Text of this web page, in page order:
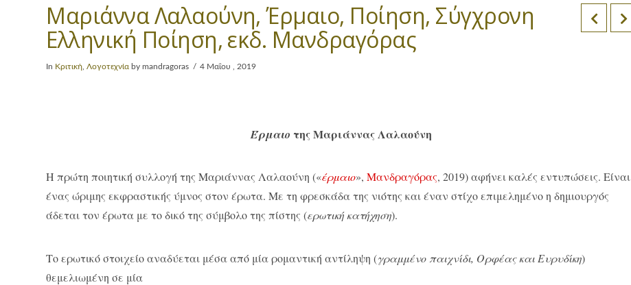
Μαριάννα Λαλαούνη, Έρμαιο, Ποίηση, Σύγχρονη
Ελληνική Ποίηση, εκδ. Μανδραγόρας
In Κριτική ,Λογοτεχνία by mandragoras 4 Μαΐου , 2019
Έρμαιο της Μαριάννας Λαλαούνη
Η πρώτη ποιητική συλλογή της Μαριάννας Λαλαούνη («έρμαιο»,Μανδραγόρας, 2019) αφήνει καλές εντυπώσεις. Είναι
ένας ώριμης εκφραστικής ύμνος στον έρωτα. Με τη φρεσκάδα της νιότης και έναν στίχο επιμελημένο η δημιουργός
άδεται τον έρωτα με το δικό της σύμβολο της πίστης (ερωτική κατήχηση).
Το ερωτικό στοιχείο αναδύεται μέσα από μία ρομαντική αντίληψη (γραμμένο παιχνίδι, Ορφέας και Ευρυδίκη)
θεμελιωμένη σε μία